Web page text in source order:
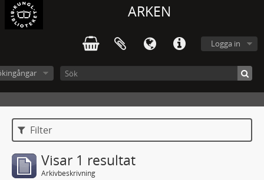
ARKEN
Logga in
Filter
Visar 1 resultat
Arkivbeskrivning